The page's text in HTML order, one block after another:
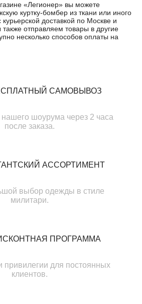
«Легионер» вы можете
куртку-бомбер из ткани или иного
доставкой по Москве и
отправляем товары в другие
несколько способов оплаты на
САМОВЫВОЗ
шоурума через 2 часа
после заказа.
АССОРТИМЕНТ
выбор одежды в стиле
милитари.
ПРОГРАММА
привилегии для постоянных
клиентов.